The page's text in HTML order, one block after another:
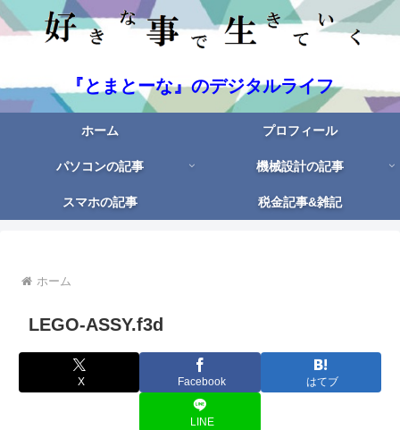
『とまとーな』のデジタルライフ
ホーム プロフィール
パソコンの記事 機械設計の記事
スマホの記事 税金記事&雑記
ホーム
LEGO-ASSY.f3d
X Facebook はてブ
LINE